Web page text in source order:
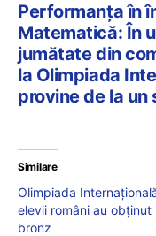
Performanța în
Matematică: În
jumătate din
la Olimpiada
provine de la un
Similare
Olimpiada
elevii români au
bronz